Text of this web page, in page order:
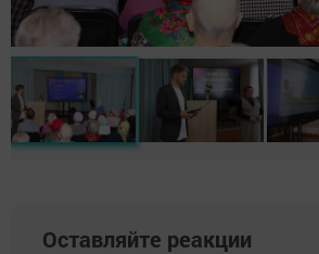
Оставляйте реакции